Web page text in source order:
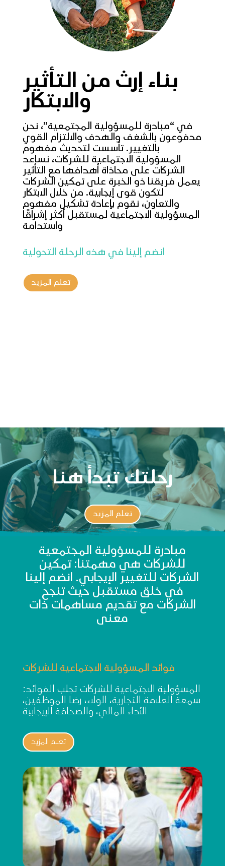
بناء إرث من التأثير
والابتكار
في “مبادرة للمسؤولية المجتمعية”، نحن
مدفوعون بالشغف والهدف والالتزام القوي
بالتغيير. تأسست لتحديث مفهوم
المسؤولية الاجتماعية للشركات، نساعد
الشركات على محاذاة أهدافها مع التأثير
يعمل فريقنا ذو الخبرة على تمكين الشركات
لتكون قوى إيجابية. من خلال الابتكار
والتعاون، نقوم بإعادة تشكيل مفهوم
المسؤولية الاجتماعية لمستقبل أكثر إشراقًا
واستدامة
انضم إلينا في هذه الرحلة التحولية
تعلم المزيد
رحلتك تبدأ هنا
تعلم المزيد
مبادرة للمسؤولية المجتمعية
للشركات هي مهمتنا: تمكين
الشركات للتغيير الإيجابي. انضم إلينا
في خلق مستقبل حيث تنجح
الشركات مع تقديم مساهمات ذات
معنى
فوائد المسؤولية الاجتماعية للشركات
المسؤولية الاجتماعية للشركات تجلب الفوائد:
سمعة العلامة التجارية، الولاء، رضا الموظفين،
الأداء المالي، والصحافة الإيجابية
تعلم المزيد
Better reputation2